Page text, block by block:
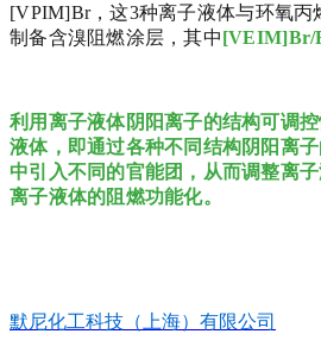
[VPIM]Br，这3种离子液体与环氧丙
制备含溴阻燃涂层，其中[VEIM]Br/
利用离子液体阴阳离子的结构可调
液体，即通过各种不同结构阴阳离
中引入不同的官能团，从而调整离
离子液体的阻燃功能化。
默尼化工科技（上海）有限公司